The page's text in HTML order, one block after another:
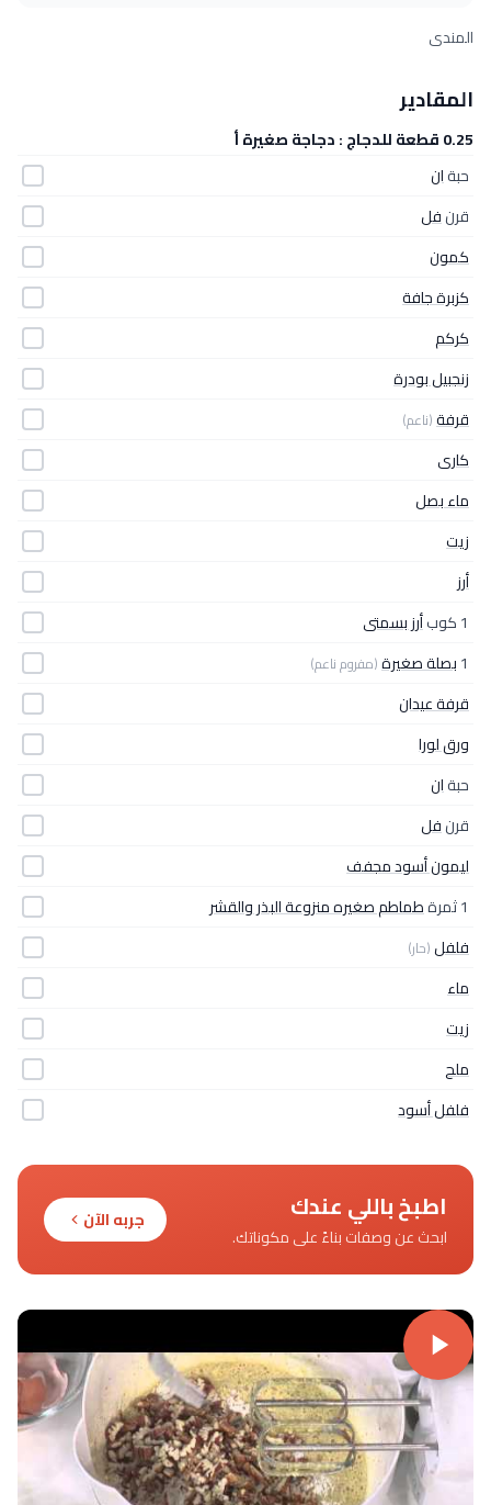
المندى
المقادير
0.25 قطعة للدجاج : دجاجة صغيرة أ
حبةان
قرنفل
كمون
كزبرة جافة
كركم
زنجبيل بودرة
قرفة(ناعم)
كارى
ماء بصل
زيت
أرز
1 كوب
أرز بسمتى
1بصلة صغيرة(مفروم ناعم)
قرفة عيدان
ورق لورا
حبةان
قرنفل
ليمون أسود مجفف
1 ثمرة
طماطم صغيره منزوعة البذر والقشر
فلفل(حار)
ماء
زيت
ملح
فلفل أسود
اطبخ باللي عندك
ابحث عن وصفات بناءً على مكوناتك.
جربه الآن